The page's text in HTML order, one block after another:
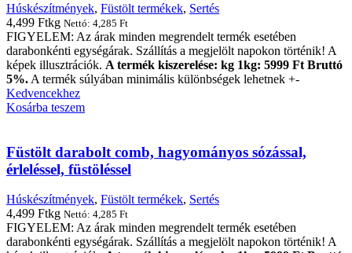
Húskészítmények, Füstölt termékek, Sertés
4,499 Ftkg Nettó: 4,285 Ft
FIGYELEM: Az árak minden megrendelt termék esetében
darabonkénti egységárak. Szállítás a megjelölt napokon történik! A
képek illusztrációk. A termék kiszerelése: kg 1kg: 5999 Ft Bruttó
5%. A termék súlyában minimális különbségek lehetnek +-
Kedvencekhez
Kosárba teszem
Füstölt darabolt comb, hagyományos sózással,
érleléssel, füstöléssel
Húskészítmények, Füstölt termékek, Sertés
4,499 Ftkg Nettó: 4,285 Ft
FIGYELEM: Az árak minden megrendelt termék esetében
darabonkénti egységárak. Szállítás a megjelölt napokon történik! A